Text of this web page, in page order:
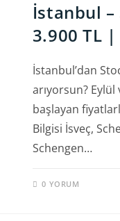
İstanbul
3.900 TL
İstanbul’dan
arıyorsun? Eylül
başlayan
Bilgisi İsveç,
Schengen…
0 YORUM